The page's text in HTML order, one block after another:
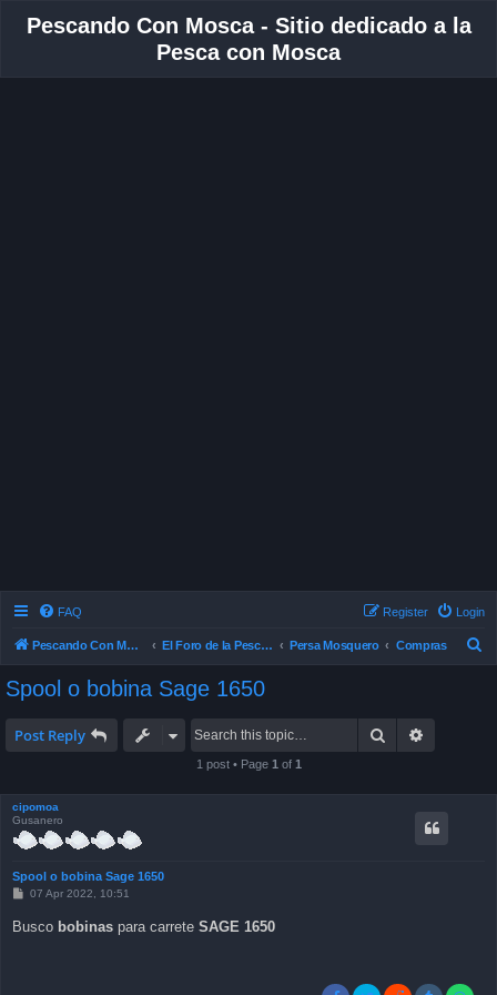
Pescando Con Mosca - Sitio dedicado a la
Pesca con Mosca
FAQ Login
Register
Pescando Con Mosca El Foro de la Pesca con Mosca en Chile Persa Mosquero Compras
Spool o bobina Sage 1650
Post Reply Search
1 post • Page 1 of 1
cipomoa
Gusanero
Spool o bobina Sage 1650
P
t
07 Apr 2022, 10:51
Busco bobinas para carrete SAGE 1650